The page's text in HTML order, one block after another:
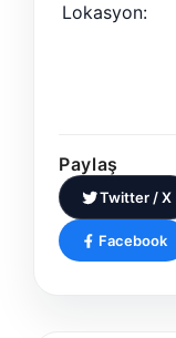
Lokasyon:
Paylaş
Twitter / X
Facebook